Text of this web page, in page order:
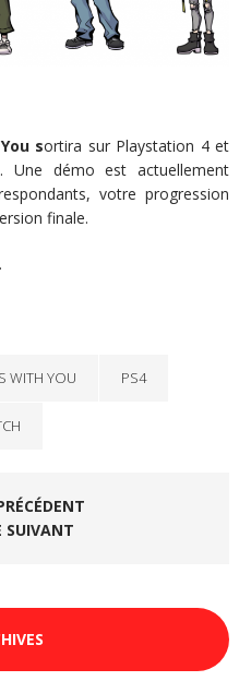
sortira sur Playstation 4 et
Une démo est actuellement
votre progression
finale.
.
WITH YOU PS4
SUIVANT